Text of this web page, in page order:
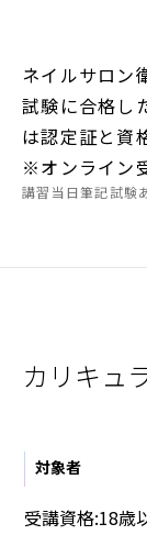
ネイルサロン
試験に合格し
は認定証と資
※オンライン
講習当日筆記試験
カリキュ
対象者
受講資格:18歳